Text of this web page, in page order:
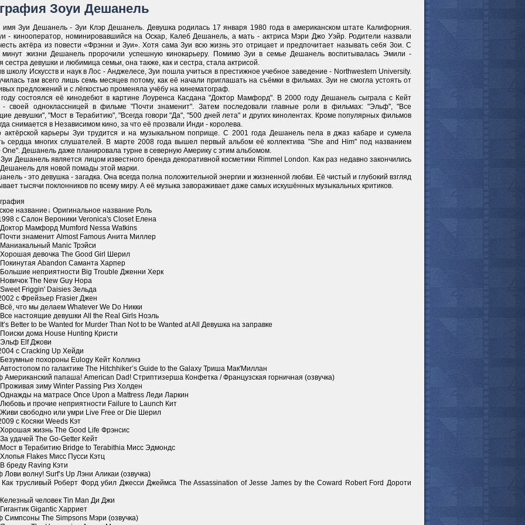
Зоуи Дешанель
имя Зуи Дешанель - Зуи Клэр Дешанель. Девушка родилась 17 января 1980 года в американском штате Калифорния.
- кинооператор, номинировавшийся на Оскар, Калеб Дешанель, а мать - актриса Мэри Джо Уэйр. Родители назвали
актёра из повести «Фрэнни и Зуи». Хотя сама Зуи всю жизнь это отрицает и предпочитает называть себя Зои. С
минут жизни Дешанель пророчили успешную кинокарьеру. Помимо Зуи в семье Дешанель воспитывалась Эмили -
сестра девушки и любимица семьи, она также, как и сестра, стала актрисой.
школу Искусств и наук в Лос - Анджелесе, Зуи пошла учиться в престижное учебное заведение - Northwestern University.
там всего лишь семь месяцев потому, как её начали приглашать на съёмки в фильмах. Зуи не смогла устоять от
предложений и с лёгкостью променяла учёбу на кинематограф.
состоялся её кинодебют в картине Лоуренса Касдана "Доктор Мамфорд". В 2000 году Дешанель сыграла с Кейт
- своей одноклассницей в фильме "Почти знаменит". Затем последовали главные роли в фильмах: "Эльф", "Все
девушки", "Мост в Терабитию", "Всегда говори "Да", "500 дней лета" и других кинолентах. Кроме популярных фильмов
снимается в Независимом кино, за что её прозвали Инди - королева.
актёрской карьеры Зуи трудится и на музыкальном поприще. С 2001 года Дешанель пела в джаз кабаре и сумела
сердца многих слушателей. В марте 2008 года вышел первый альбом её коллектива "She and Him" под названием
One". Дешанель даже планировала турне в северную Америку с этим альбомом.
Дешанель является лицом известного бренда декоративной косметики Rimmel London. Как раз недавно закончились
для новой помады этой марки.
- это девушка - загадка. Она всегда полна положительной энергии и жизненной любви. Её чистый и глубокий взгляд
тысячи поклонников по всему миру. А её музыка завораживает даже самых искушённых музыкальных критиков.
название↓ Оригинальное название Роль
с Салон Вероники Veronica's Closet Елена
Мамфорд Mumford Nessa Watkins
знаменит Almost Famous Анита Миллер
Manic Трэйси
девочка The Good Girl Шерил
Abandon Саманта Харпер
неприятности Big Trouble Дженни Херк
The New Guy Нора
Friggin' Daisies Зельда
с Фрейзьер Frasier Джен
что мы делаем Whatever We Do Никки
настоящие девушки All the Real Girls Ноэль
Better to be Wanted for Murder Than Not to be Wanted at All Девушка на заправке
дома House Hunting Кристи
Elf Джови
с Cracking Up Хейди
похороны Eulogy Кейт Коллинз
по галактике The Hitchhiker’s Guide to the Galaxy Триша Мак'Миллан
Американский папаша! American Dad! Стриптизерша Конфетка / Французская горничная (озвучка)
зиму Winter Passing Риз Холден
на матрасе Once Upon a Mattress Леди Ларкин
и прочие неприятности Failure to Launch Кит
свободно или умри Live Free or Die Шерил
с Косяки Weeds Кэт
жизнь The Good Life Фрэнсис
удачей The Go-Getter Кейт
в Терабитию Bridge to Terabithia Мисс Эдмондс
Flakes Мисс Пусси Кэтц
бреду Raving Кэти
волну! Surf’s Up Лэни Аликаи (озвучка)
трусливый Роберт Форд убил Джесси Джеймса The Assassination of Jesse James by the Coward Robert Ford Дороти
человек Tin Man Ди Джи
Gigantic Харриет
Симпсоны The Simpsons Мэри (озвучка)
смотреть всё